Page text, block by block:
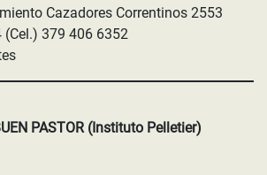
Cazadores Correntinos 2553
379 406 6352
PASTOR (Instituto Pelletier)